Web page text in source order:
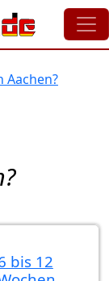
Aachen?
Gast (nicht
bis 12